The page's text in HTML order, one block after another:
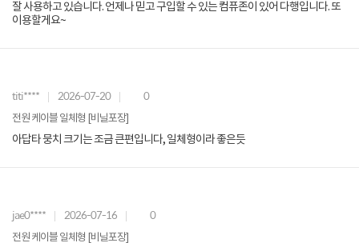
잘 사용하고 있습니다. 언제나 믿고 구입할 수 있는 컴퓨존이 있어 다행입니다. 또
이용할게요~
titi**** 2026-07-20 0
전원 케이블 일체형 [비닐포장]
아답타 뭉치 크기는 조금 큰편입니다, 일체형이라 좋은듯
jae0**** 2026-07-16 0
전원 케이블 일체형 [비닐포장]